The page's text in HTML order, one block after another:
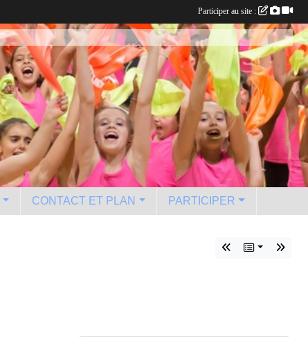
CONTACT ET PLAN PARTICIPER
Participer au site :